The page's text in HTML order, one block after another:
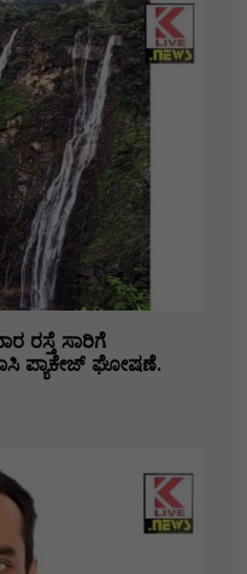
ರಸ್ತೆ ಸಾರಿಗೆ
ಪ್ಯಾಕೇಜ್ ಘೋಷಣೆ.